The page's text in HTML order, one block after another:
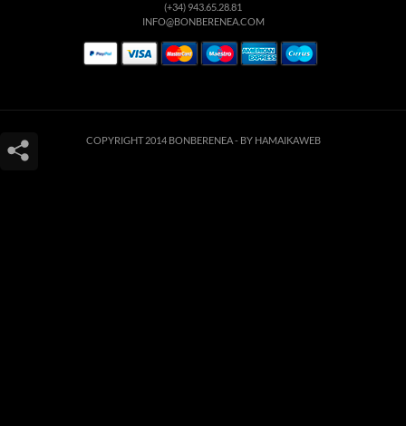
(+34) 943.65.28.81
INFO@BONBERENEA.COM
COPYRIGHT 2014 BONBERENEA - BY HAMAIKAWEB